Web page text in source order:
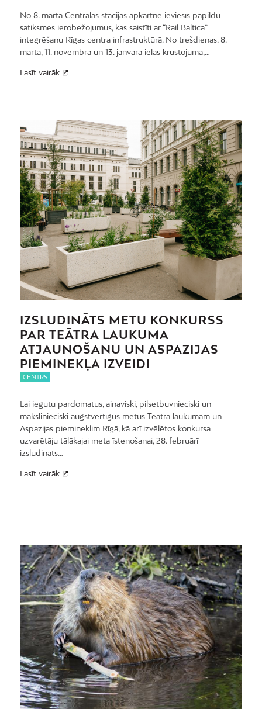
No 8. marta Centrālās stacijas apkārtnē ieviesīs papildu
satiksmes ierobežojumus, kas saistīti ar “Rail Baltica”
integrēšanu Rīgas centra infrastruktūrā. No trešdienas, 8.
marta, 11. novembra un 13. janvāra ielas krustojumā,…
Lasīt vairāk
IZSLUDINĀTS METU KONKURSS
PAR TEĀTRA LAUKUMA
ATJAUNOŠANU UN ASPAZIJAS
PIEMINEKĻA IZVEIDI
CENTRS
Lai iegūtu pārdomātus, ainaviski, pilsētbūvnieciski un
mākslinieciski augstvērtīgus metus Teātra laukumam un
Aspazijas piemineklim Rīgā, kā arī izvēlētos konkursa
uzvarētāju tālākajai meta īstenošanai, 28. februārī
izsludināts…
Lasīt vairāk